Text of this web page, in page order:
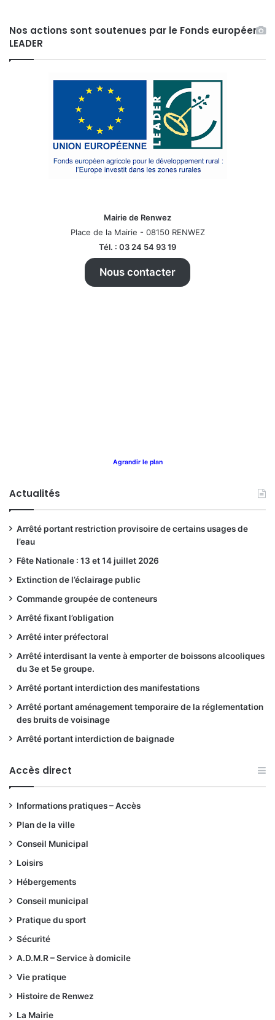
Nos actions sont soutenues par le Fonds européen
LEADER
Mairie de Renwez
Place de la Mairie - 08150 RENWEZ
Tél. : 03 24 54 93 19
Nous contacter
Agrandir le plan
Actualités
Arrêté portant restriction provisoire de certains usages de
l’eau
Fête Nationale : 13 et 14 juillet 2026
Extinction de l’éclairage public
Commande groupée de conteneurs
Arrêté fixant l’obligation
Arrêté inter préfectoral
Arrêté interdisant la vente à emporter de boissons alcooliques
du 3e et 5e groupe.
Arrêté portant interdiction des manifestations
Arrêté portant aménagement temporaire de la réglementation
des bruits de voisinage
Arrêté portant interdiction de baignade
Accès direct
Informations pratiques – Accès
Plan de la ville
Conseil Municipal
Loisirs
Hébergements
Conseil municipal
Pratique du sport
Sécurité
A.D.M.R – Service à domicile
Vie pratique
Histoire de Renwez
La Mairie